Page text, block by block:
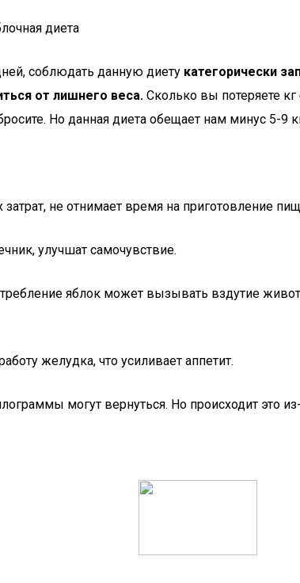
соблюдать данную диету категорически
от лишнего веса. Сколько вы потеряете
Но данная диета обещает нам минус 5-9
не отнимает время на приготовление
улучшат самочувствие.
яблок может вызывать вздутие
желудка, что усиливает аппетит.
могут вернуться. Но происходит это